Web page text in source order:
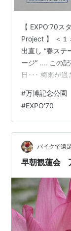
【 EXPO’70
Project 】 ＜１
出直し “春ステ
ージ” ‥‥ こ
日･･･ 梅雨が
さっさと飛び
のが “すいてつ
涼しい顔した
んか。そうい
#万博記念公園
#EXPO'70
バイクで遠
早朝観蓮会